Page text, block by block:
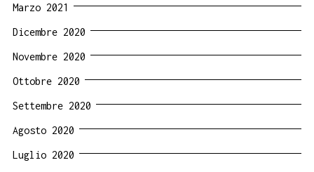
Marzo 2021
Dicembre 2020
Novembre 2020
Ottobre 2020
Settembre 2020
Agosto 2020
Luglio 2020